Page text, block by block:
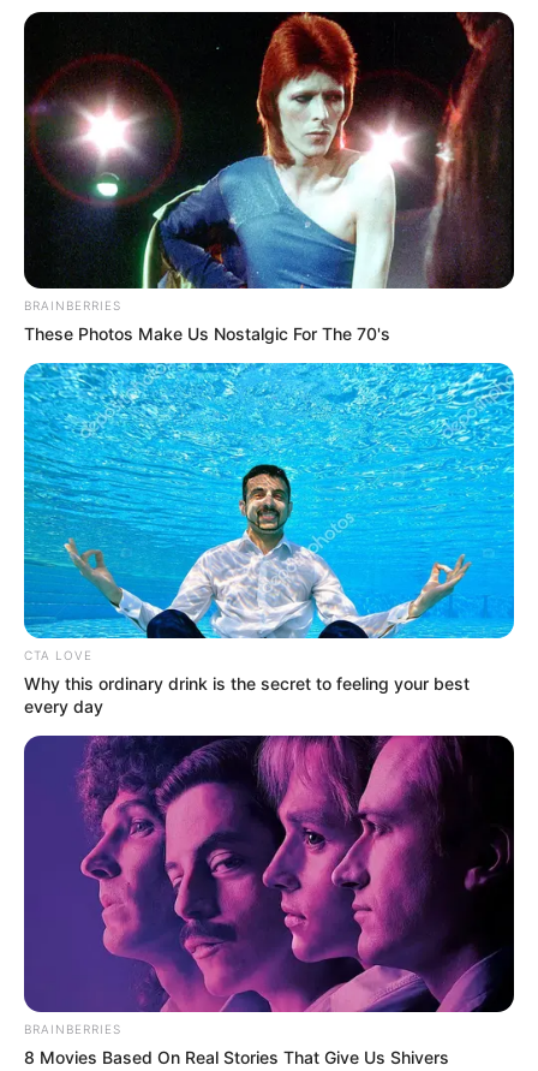
BRAINBERRIES
These Photos Make Us Nostalgic For The 70's
CTA LOVE
Why this ordinary drink is the secret to feeling your best
every day
BRAINBERRIES
8 Movies Based On Real Stories That Give Us Shivers